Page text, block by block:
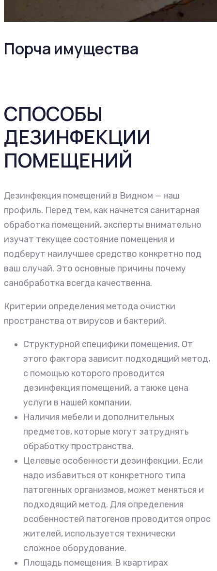
Порча имущества
СПОСОБЫ
ДЕЗИНФЕКЦИИ
ПОМЕЩЕНИЙ
Дезинфекция помещений в Видном — наш
профиль. Перед тем, как начнется санитарная
обработка помещений, эксперты внимательно
изучат текущее состояние помещения и
подберут наилучшее средство конкретно под
ваш случай. Это основные причины почему
санобработка всегда качественна.
Критерии определения метода очистки
пространства от вирусов и бактерий.
Структурной специфики помещения. От
этого фактора зависит подходящий метод,
с помощью которого проводится
дезинфекция помещений, а также цена
услуги в нашей компании.
Наличия мебели и дополнительных
предметов, которые могут затруднять
обработку пространства.
Целевые особенности дезинфекции. Если
надо избавиться от конкретного типа
патогенных организмов, может меняться и
подходящий метод. Для определения
особенностей патогенов проводится опрос
жителей, используется технически
сложное оборудование.
Площадь помещения. В квартирах